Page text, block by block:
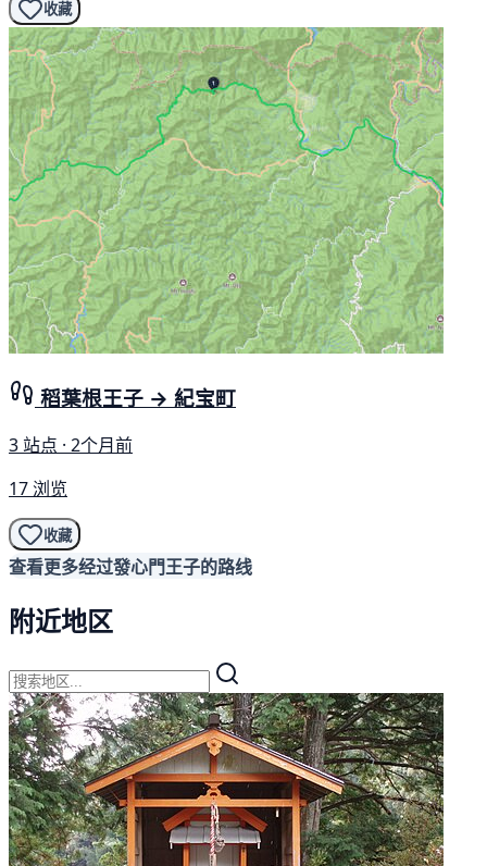
收藏
稻葉根王子 → 紀宝町
3 站点 · 2个月前
17 浏览
收藏
查看更多经过發心門王子的路线
附近地区